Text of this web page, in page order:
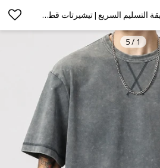
تيشيرتات رجالية عتيقة التسليم السريع | تيشيرتات قطن 100% مغسولة بحامض | تيشيرتات للترفيه في الشارع هايت
1
/
5